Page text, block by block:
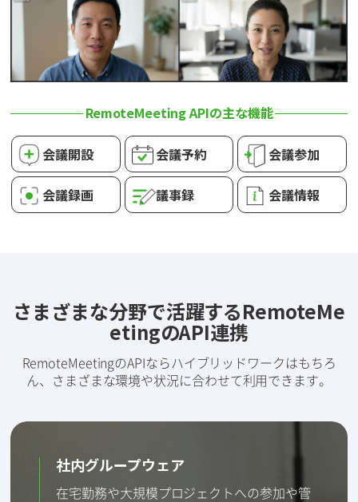
RemoteMeetingAPIの主な機能
会議開設 会議予約 会議参加
会議録画 議事録 会議情報
さまざまな分野で活躍するRemoteMe
etingのAPI連携
RemoteMeetingのAPIならハイブリッドワークはもちろ
ん、さまざまな環境や状況に合わせて利用できます。
社内グループウェア
在宅勤務や大規模プロジェクトへの参加や管